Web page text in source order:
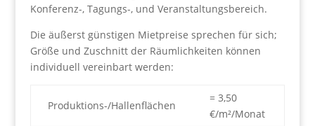
Konferenz-, Tagungs-, und Veranstaltungsbereich.
Die äußerst günstigen Mietpreise sprechen für sich;
Größe und Zuschnitt der Räumlichkeiten können
individuell vereinbart werden:
Produktions-/Hallenflächen
= 3,50
€/m²/Monat